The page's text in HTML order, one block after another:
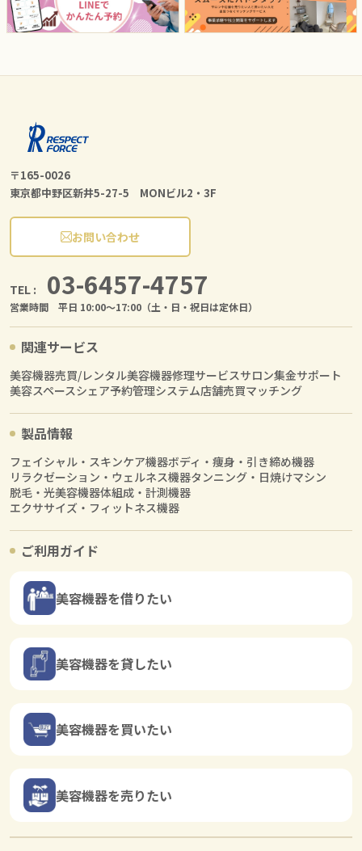
〒165-0026
東京都中野区新井5-27-5 MONビル2・3F
お問い合わせ
TEL : 03-6457-4757
営業時間 平日 10:00〜17:00（土・日・祝日は定休日）
関連サービス
美容機器売買/レンタル美容機器修理サービスサロン集金サポート
美容スペースシェア予約管理システム店舗売買マッチング
製品情報
フェイシャル・スキンケア機器ボディ・痩身・引き締め機器
リラクゼーション・ウェルネス機器タンニング・日焼けマシン
脱毛・光美容機器体組成・計測機器
エクササイズ・フィットネス機器
ご利用ガイド
美容機器を借りたい
美容機器を貸したい
美容機器を買いたい
美容機器を売りたい